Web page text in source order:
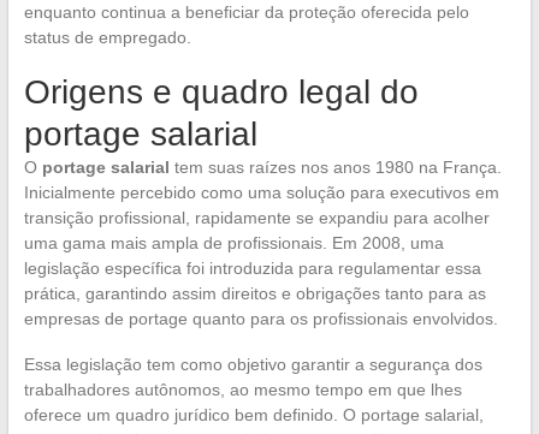
enquanto continua a beneficiar da proteção oferecida pelo
status de empregado.
Origens e quadro legal do
portage salarial
O portage salarial tem suas raízes nos anos 1980 na França.
Inicialmente percebido como uma solução para executivos em
transição profissional, rapidamente se expandiu para acolher
uma gama mais ampla de profissionais. Em 2008, uma
legislação específica foi introduzida para regulamentar essa
prática, garantindo assim direitos e obrigações tanto para as
empresas de portage quanto para os profissionais envolvidos.
Essa legislação tem como objetivo garantir a segurança dos
trabalhadores autônomos, ao mesmo tempo em que lhes
oferece um quadro jurídico bem definido. O portage salarial,